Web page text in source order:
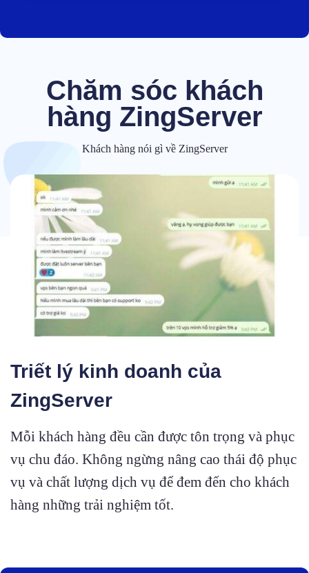
Chăm sóc khách
hàng ZingServer
Khách hàng nói gì về ZingServer
Triết lý kinh doanh của
ZingServer
Mỗi khách hàng đều cần được tôn trọng và phục
vụ chu đáo. Không ngừng nâng cao thái độ phục
vụ và chất lượng dịch vụ để đem đến cho khách
hàng những trải nghiệm tốt.